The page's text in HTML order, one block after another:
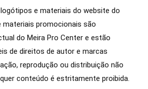
e materiais do website do
materiais promocionais são
do Meira Pro Center e estão
de direitos de autor e marcas
reprodução ou distribuição não
conteúdo é estritamente proibida.